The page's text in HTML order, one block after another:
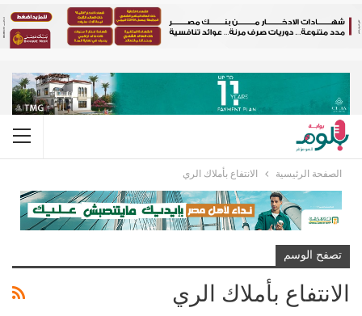
الصفحة الرئيسية الانتفاع بأملاك الري
تصفح الوسم
الانتفاع بأملاك الري